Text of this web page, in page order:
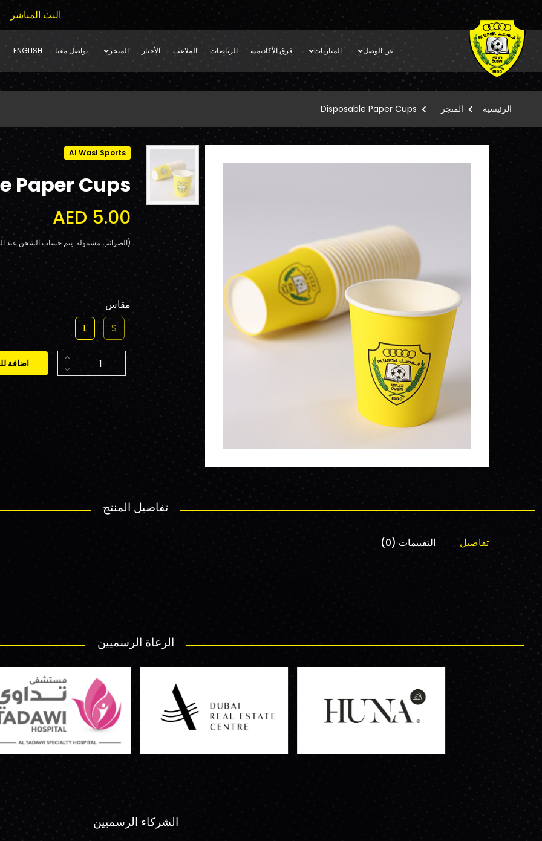
البث المباشر
عن الوصل المباريات فرق الأكاديمية الرياضات الملاعب الأخبار المتجر تواصل معنا ENGLISH
الرئيسية المتجر Disposable Paper Cups
Al Wasl Sports
Paper Cups
AED 5.00
(الضرائب مشمولة. يتم حساب الشحن عند
مقاس
S
L
اضافة
تفاصيل المنتج
تفاصيل التقييمات (0)
الرعاة الرسميين
الشركاء الرسميين